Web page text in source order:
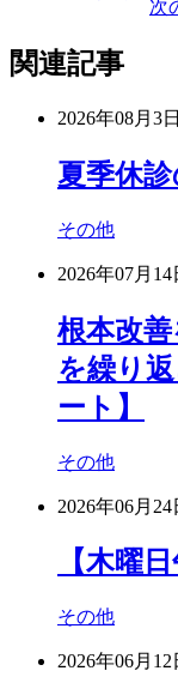
次
関連記事
2026年08月3日
夏季休
その他
2026年07月14
根本改
を繰り
ート】
その他
2026年06月24
【木曜
その他
2026年06月12